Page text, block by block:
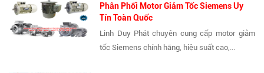
Phân Phối Motor Giảm Tốc Siemens Uy
Tín Toàn Quốc
Linh Duy Phát chuyên cung cấp motor giảm
tốc Siemens chính hãng, hiệu suất cao,...